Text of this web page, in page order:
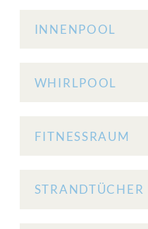
INNENPOOL
WHIRLPOOL
FITNESSRAUM
STRANDTÜCHER